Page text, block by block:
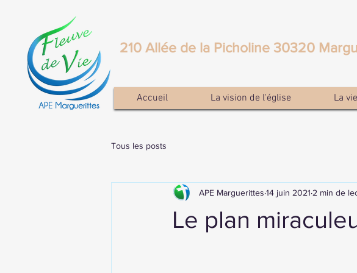
210 Allée de la Picholine 30320
Accueil La vision de l'église La
Tous les posts
Le plan
APE Marguerittes 14 juin 2021 2 min de